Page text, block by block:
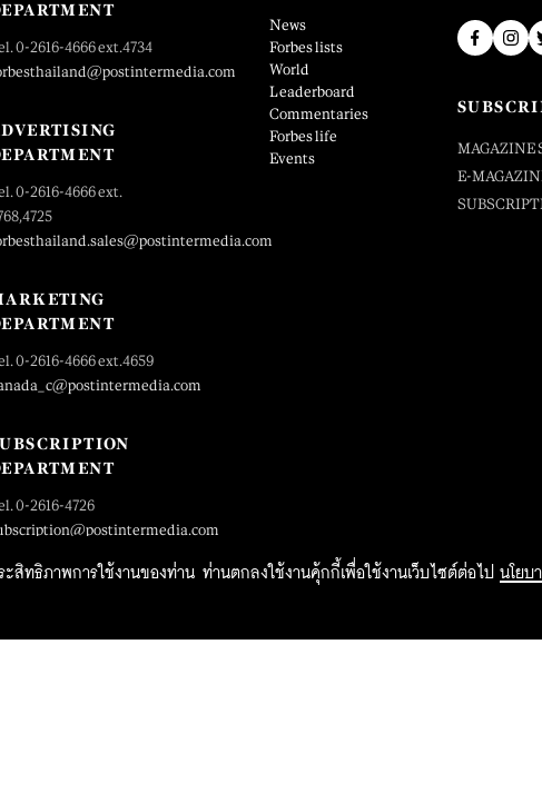
สิทธิภาพการใช้งานของท่าน ท่านตกลงใช้งานคุ้กกี้เพื่อใช้งานเว็บไซต์ต่อไป
นโยบ
0-2616-4666 ext.4734
0-2616-4666 ext.
0-2616-4666 ext.4659
0-2616-4726
News
Forbes lists
World
Leaderboard
Commentaries
Forbes life
Events
MAGAZINE
E-